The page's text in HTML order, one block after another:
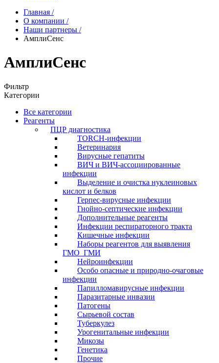
Главная /
О компании /
Наши партнеры /
АмплиСенс
АмплиСенс
Фильтр
Категории
Все категории
Реагенты
ПЦР диагностика
TORCH-инфекции
Ветеринария
Вирусные гепатиты
ВИЧ и ВИЧ-ассоциированные
инфекции
Выделение и очистка нуклеиновых
кислот и белков
Герпес-вирусные инфекции
Гнойно-септические инфекции
Дополнительные реагенты
Инфекции респираторного тракта
Кишечные инфекции
Наборы реагентов для выявления
ГМО_ГМИ
Нейроинфекции
Особо опасные и природно-очаговые
инфекции
Папилломавирусные инфекции
Паразитарные инвазии
Патогены
Сырьевой состав
Туберкулез
Урогенитальные инфекции
Микозы
Генетика
Прочие